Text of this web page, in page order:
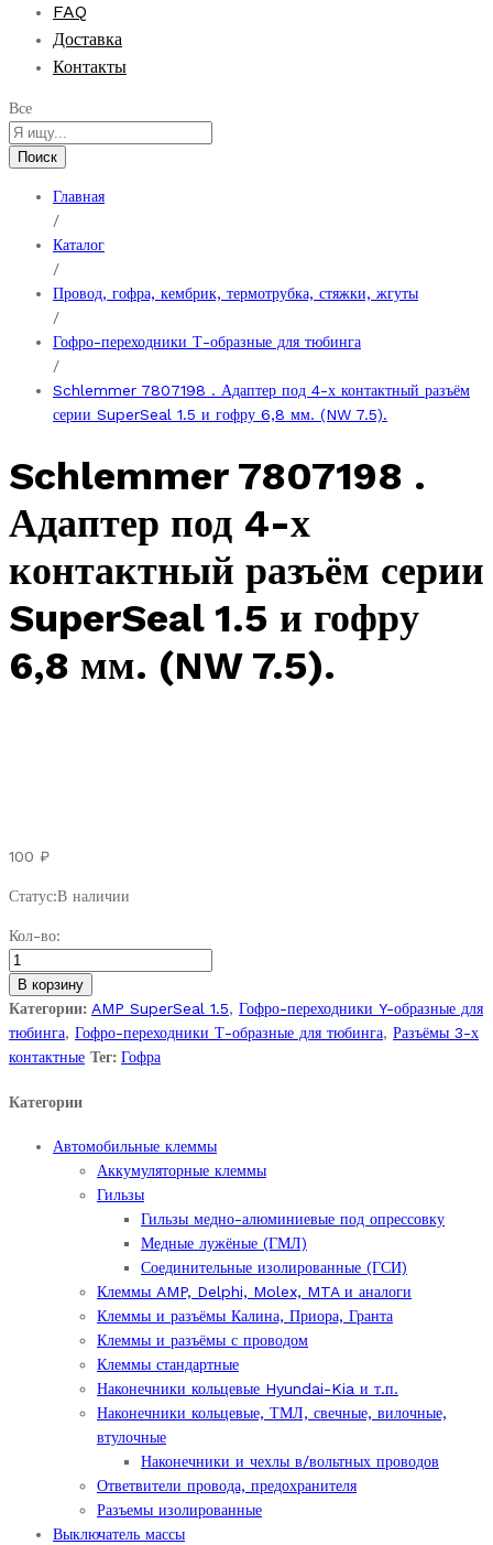
FAQ
Доставка
Контакты
Все
Поиск
Главная
/
Каталог
/
Провод, гофра, кембрик, термотрубка, стяжки, жгуты
/
Гофро-переходники Т-образные для тюбинга
/
Schlemmer 7807198 . Адаптер под 4-х контактный разъём
серии SuperSeal 1.5 и гофру 6,8 мм. (NW 7.5).
Schlemmer 7807198 .
Адаптер под 4-х
контактный разъём серии
SuperSeal 1.5 и гофру
6,8 мм. (NW 7.5).
100 ₽
Статус:В наличии
Schlemmer
7807198
Адаптер
под
4-
контактный
серии
SuperSeal
Кол-во:
В корзину
Категории: AMP SuperSeal 1.5, Гофро-переходники Y-образные для
тюбинга, Гофро-переходники Т-образные для тюбинга, Разъёмы 3-х
контактные Тег: Гофра
Категории
Автомобильные клеммы
Аккумуляторные клеммы
Гильзы
Гильзы медно-алюминиевые под опрессовку
Медные лужёные (ГМЛ)
Соединительные изолированные (ГСИ)
Клеммы AMP, Delphi, Molex, MTA и аналоги
Клеммы и разъёмы Калина, Приора, Гранта
Клеммы и разъёмы с проводом
Клеммы стандартные
Наконечники кольцевые Hyundai-Kia и т.п.
Наконечники кольцевые, ТМЛ, свечные, вилочные,
втулочные
Наконечники и чехлы в/вольтных проводов
Ответвители провода, предохранителя
Разъемы изолированные
Выключатель массы